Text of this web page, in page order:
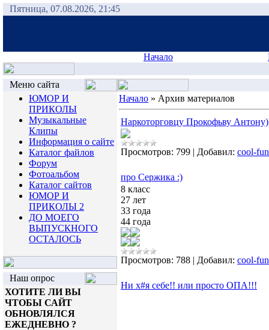
Пятница, 07.08.2026, 21:45
Начало
Меню сайта
ЮМОР И
ПРИКОЛЫ
Музыкальные
Клипы
Информация о сайте
Каталог файлов
Форум
Фотоальбом
Каталог сайтов
ЮМОР И
ПРИКОЛЫ 2
ДО МОЕГО
ВЫПУСКНОГО
ОСТАЛОСЬ
Наш опрос
ХОТИТЕ ЛИ ВЫ
ЧТОБЫ САЙТ
ОБНОВЛЯЛСЯ
ЕЖЕДНЕВНО ?
Начало » Архив материалов
Наркоторговцу Прокофьву
Просмотров: 799 | Добавил: cool-fun
про Сержика :)
8 класс
27 лет
33 года
44 года
Просмотров: 788 | Добавил: cool-fun
Ни х#я себе!! или просто ОПА!!!